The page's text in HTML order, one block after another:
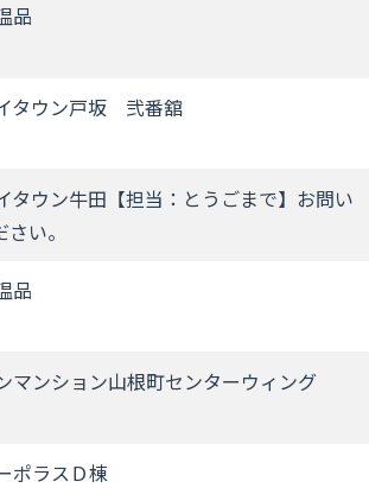
品
タウン戸坂 弐番舘
タウン牛田【担当：とうごまで】お問い
い。
品
マンション山根町センターウィング
ポラスＤ棟